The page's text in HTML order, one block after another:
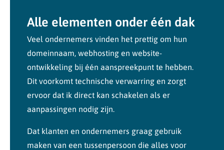
Alle elementen onder één dak
Veel ondernemers vinden het prettig om hun
domeinnaam, webhosting en website-
ontwikkeling bij één aanspreekpunt te hebben.
Dit voorkomt technische verwarring en zorgt
ervoor dat ik direct kan schakelen als er
aanpassingen nodig zijn.
Dat klanten en ondernemers graag gebruik
maken van een tussenpersoon die alles voor